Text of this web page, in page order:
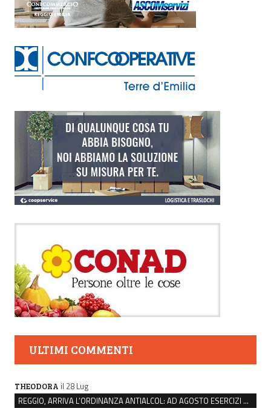
ULTIMI COMMENTI
THEODORA il 28 Lug
REGGIO, ARRIVA L’ORDINANZA ANTIALCOL: AD AGOSTO ESERCIZI DI VICINATO CHIUSI DALLE 22 ALLE 6